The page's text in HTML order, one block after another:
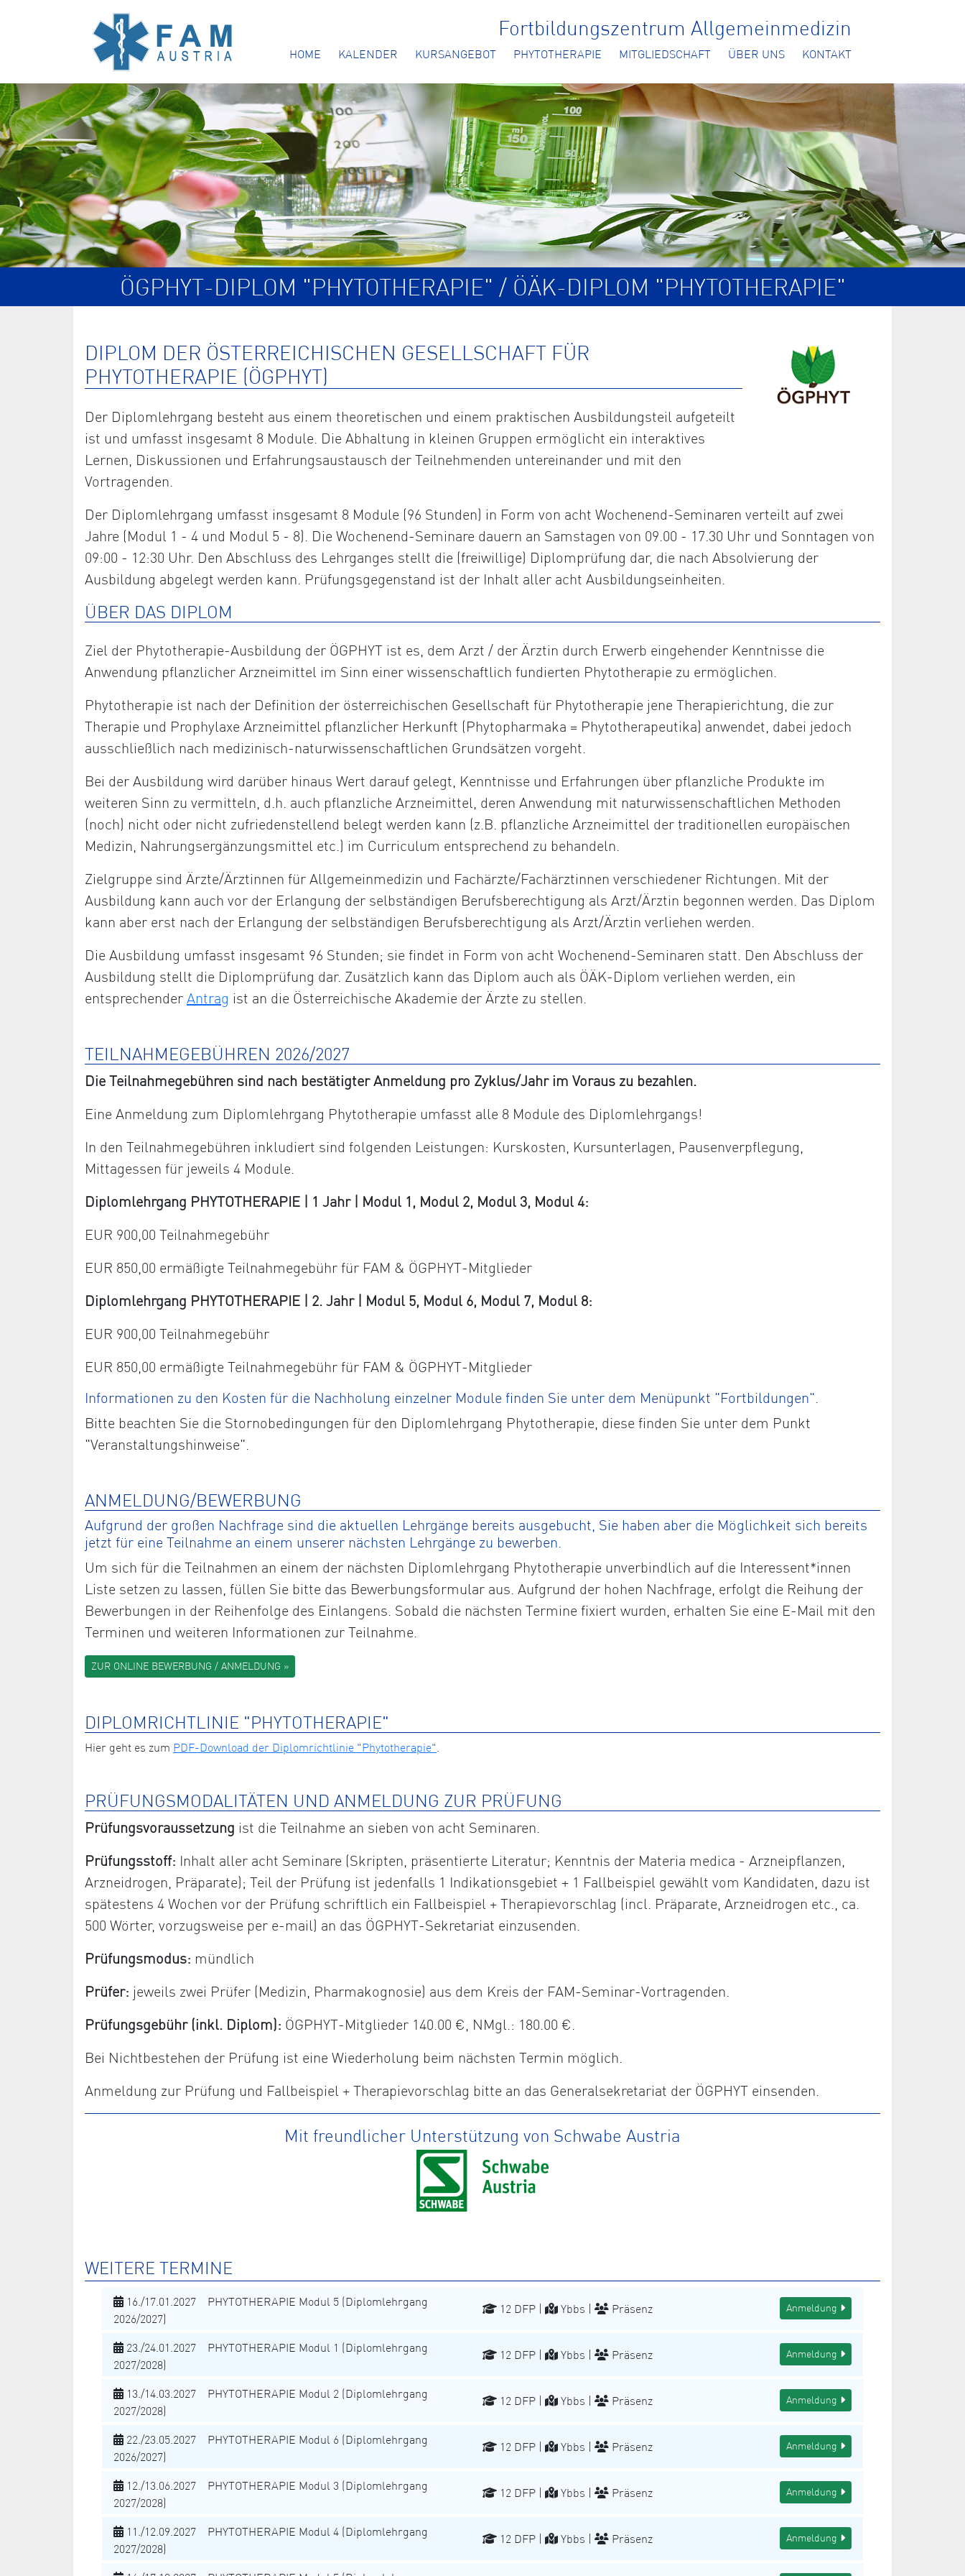
Fortbildungszentrum Allgemeinmedizin
HOME KALENDER KURSANGEBOT PHYTOTHERAPIE MITGLIEDSCHAFT ÜBER UNS KONTAKT
ÖGPHYT-DIPLOM "PHYTOTHERAPIE" / ÖÄK-DIPLOM "PHYTOTHERAPIE"
DIPLOM DER ÖSTERREICHISCHEN GESELLSCHAFT FÜR
PHYTOTHERAPIE (ÖGPHYT)
Der Diplomlehrgang besteht aus einem theoretischen und einem praktischen Ausbildungsteil aufgeteilt
ist und umfasst insgesamt 8 Module. Die Abhaltung in kleinen Gruppen ermöglicht ein interaktives
Lernen, Diskussionen und Erfahrungsaustausch der Teilnehmenden untereinander und mit den
Vortragenden.
Der Diplomlehrgang umfasst insgesamt 8 Module (96 Stunden) in Form von acht Wochenend-Seminaren verteilt auf zwei
Jahre (Modul 1 - 4 und Modul 5 - 8). Die Wochenend-Seminare dauern an Samstagen von 09.00 - 17.30 Uhr und Sonntagen von
09:00 - 12:30 Uhr. Den Abschluss des Lehrganges stellt die (freiwillige) Diplomprüfung dar, die nach Absolvierung der
Ausbildung abgelegt werden kann. Prüfungsgegenstand ist der Inhalt aller acht Ausbildungseinheiten.
ÜBER DAS DIPLOM
Ziel der Phytotherapie-Ausbildung der ÖGPHYT ist es, dem Arzt / der Ärztin durch Erwerb eingehender Kenntnisse die
Anwendung pflanzlicher Arzneimittel im Sinn einer wissenschaftlich fundierten Phytotherapie zu ermöglichen.
Phytotherapie ist nach der Definition der österreichischen Gesellschaft für Phytotherapie jene Therapierichtung, die zur
Therapie und Prophylaxe Arzneimittel pflanzlicher Herkunft (Phytopharmaka = Phytotherapeutika) anwendet, dabei jedoch
ausschließlich nach medizinisch-naturwissenschaftlichen Grundsätzen vorgeht.
Bei der Ausbildung wird darüber hinaus Wert darauf gelegt, Kenntnisse und Erfahrungen über pflanzliche Produkte im
weiteren Sinn zu vermitteln, d.h. auch pflanzliche Arzneimittel, deren Anwendung mit naturwissenschaftlichen Methoden
(noch) nicht oder nicht zufriedenstellend belegt werden kann (z.B. pflanzliche Arzneimittel der traditionellen europäischen
Medizin, Nahrungsergänzungsmittel etc.) im Curriculum entsprechend zu behandeln.
Zielgruppe sind Ärzte/Ärztinnen für Allgemeinmedizin und Fachärzte/Fachärztinnen verschiedener Richtungen. Mit der
Ausbildung kann auch vor der Erlangung der selbständigen Berufsberechtigung als Arzt/Ärztin begonnen werden. Das Diplom
kann aber erst nach der Erlangung der selbständigen Berufsberechtigung als Arzt/Ärztin verliehen werden.
Die Ausbildung umfasst insgesamt 96 Stunden; sie findet in Form von acht Wochenend-Seminaren statt. Den Abschluss der
Ausbildung stellt die Diplomprüfung dar. Zusätzlich kann das Diplom auch als ÖÄK-Diplom verliehen werden, ein
entsprechender Antrag ist an die Österreichische Akademie der Ärzte zu stellen.
TEILNAHMEGEBÜHREN 2026/2027
Die Teilnahmegebühren sind nach bestätigter Anmeldung pro Zyklus/Jahr im Voraus zu bezahlen.
Eine Anmeldung zum Diplomlehrgang Phytotherapie umfasst alle 8 Module des Diplomlehrgangs!
In den Teilnahmegebühren inkludiert sind folgenden Leistungen: Kurskosten, Kursunterlagen, Pausenverpflegung,
Mittagessen für jeweils 4 Module.
Diplomlehrgang PHYTOTHERAPIE | 1 Jahr | Modul 1, Modul 2, Modul 3, Modul 4:
EUR 900,00 Teilnahmegebühr
EUR 850,00 ermäßigte Teilnahmegebühr für FAM & ÖGPHYT-Mitglieder
Diplomlehrgang PHYTOTHERAPIE | 2. Jahr | Modul 5, Modul 6, Modul 7, Modul 8:
EUR 900,00 Teilnahmegebühr
EUR 850,00 ermäßigte Teilnahmegebühr für FAM & ÖGPHYT-Mitglieder
Informationen zu den Kosten für die Nachholung einzelner Module finden Sie unter dem Menüpunkt "Fortbildungen".
Bitte beachten Sie die Stornobedingungen für den Diplomlehrgang Phytotherapie, diese finden Sie unter dem Punkt
"Veranstaltungshinweise".
ANMELDUNG/BEWERBUNG
Aufgrund der großen Nachfrage sind die aktuellen Lehrgänge bereits ausgebucht, Sie haben aber die Möglichkeit sich bereits
jetzt für eine Teilnahme an einem unserer nächsten Lehrgänge zu bewerben.
Um sich für die Teilnahmen an einem der nächsten Diplomlehrgang Phytotherapie unverbindlich auf die Interessent*innen
Liste setzen zu lassen, füllen Sie bitte das Bewerbungsformular aus. Aufgrund der hohen Nachfrage, erfolgt die Reihung der
Bewerbungen in der Reihenfolge des Einlangens. Sobald die nächsten Termine fixiert wurden, erhalten Sie eine E-Mail mit den
Terminen und weiteren Informationen zur Teilnahme.
ZUR ONLINE BEWERBUNG / ANMELDUNG »
DIPLOMRICHTLINIE "PHYTOTHERAPIE"
Hier geht es zum PDF-Download der Diplomrichtlinie "Phytotherapie"
PRÜFUNGSMODALITÄTEN UND ANMELDUNG ZUR PRÜFUNG
Prüfungsvoraussetzung ist die Teilnahme an sieben von acht Seminaren.
Prüfungsstoff: Inhalt aller acht Seminare (Skripten, präsentierte Literatur; Kenntnis der Materia medica - Arzneipflanzen,
Arzneidrogen, Präparate); Teil der Prüfung ist jedenfalls 1 Indikationsgebiet + 1 Fallbeispiel gewählt vom Kandidaten, dazu ist
spätestens 4 Wochen vor der Prüfung schriftlich ein Fallbeispiel + Therapievorschlag (incl. Präparate, Arzneidrogen etc., ca.
500 Wörter, vorzugsweise per e-mail) an das ÖGPHYT-Sekretariat einzusenden.
Prüfungsmodus: mündlich
Prüfer: jeweils zwei Prüfer (Medizin, Pharmakognosie) aus dem Kreis der FAM-Seminar-Vortragenden.
Prüfungsgebühr (inkl. Diplom): ÖGPHYT-Mitglieder 140.00 €, NMgl.: 180.00 €.
Bei Nichtbestehen der Prüfung ist eine Wiederholung beim nächsten Termin möglich.
Anmeldung zur Prüfung und Fallbeispiel + Therapievorschlag bitte an das Generalsekretariat der ÖGPHYT einsenden.
Mit freundlicher Unterstützung von Schwabe Austria
WEITERE TERMINE
16./17.01.2027 PHYTOTHERAPIE Modul 5 (Diplomlehrgang
2026/2027)
12 DFP | Ybbs | Präsenz Anmeldung
23./24.01.2027 PHYTOTHERAPIE Modul 1 (Diplomlehrgang
2027/2028)
12 DFP | Ybbs | Präsenz Anmeldung
13./14.03.2027 PHYTOTHERAPIE Modul 2 (Diplomlehrgang
2027/2028)
12 DFP | Ybbs | Präsenz Anmeldung
22./23.05.2027 PHYTOTHERAPIE Modul 6 (Diplomlehrgang
2026/2027)
12 DFP | Ybbs | Präsenz Anmeldung
12./13.06.2027 PHYTOTHERAPIE Modul 3 (Diplomlehrgang
2027/2028)
12 DFP | Ybbs | Präsenz Anmeldung
11./12.09.2027 PHYTOTHERAPIE Modul 4 (Diplomlehrgang
2027/2028)
12 DFP | Ybbs | Präsenz Anmeldung